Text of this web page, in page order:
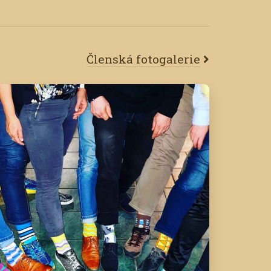
Členská fotogalerie